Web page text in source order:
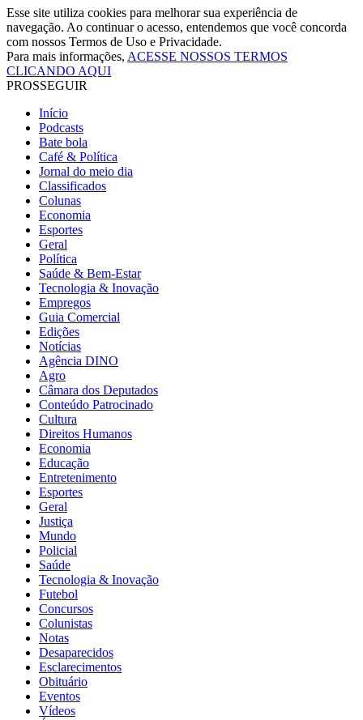
Esse site utiliza cookies para melhorar sua experiência de
navegação. Ao continuar o acesso, entendemos que você concorda
com nossos Termos de Uso e Privacidade.
Para mais informações, ACESSE NOSSOS TERMOS
CLICANDO AQUI
PROSSEGUIR
Início
Podcasts
Bate bola
Café & Política
Jornal do meio dia
Classificados
Colunas
Economia
Esportes
Geral
Política
Saúde & Bem-Estar
Tecnologia & Inovação
Empregos
Guia Comercial
Edições
Notícias
Agência DINO
Agro
Câmara dos Deputados
Conteúdo Patrocinado
Cultura
Direitos Humanos
Economia
Educação
Entretenimento
Esportes
Geral
Justiça
Mundo
Policial
Saúde
Tecnologia & Inovação
Futebol
Concursos
Colunistas
Notas
Desaparecidos
Esclarecimentos
Obituário
Eventos
Vídeos